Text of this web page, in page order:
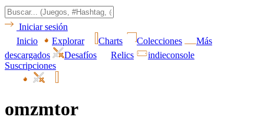
Iniciar sesión
Inicio
Explorar Charts Colecciones
Más
descargados
Desafíos Relics
indieconsole
Suscripciones
omzmtor